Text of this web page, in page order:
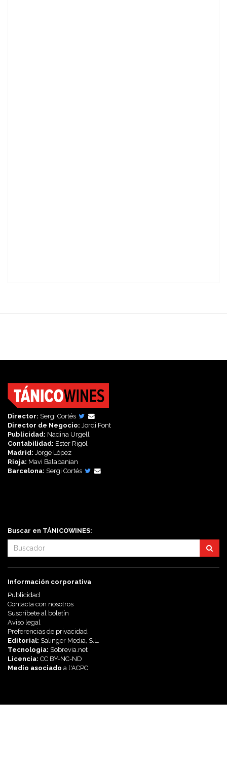
Director: Sergi Cortés
Director de Negocio: Jordi Font
Publicidad: Nadina Urgell
Contabilidad: Ester Rigol
Madrid: Jorge López
Rioja: Mavi Balabanian
Barcelona: Sergi Cortés
Buscar en TÁNICOWINES:
Información corporativa
Publicidad
Contacta con nosotros
Suscríbete al boletín
Aviso legal
Preferencias de privacidad
Editorial: Salinger Media, S.L.
Tecnología: Sobrevia.net
Licencia: CC BY-NC-ND
Medio asociado a l'ACPC